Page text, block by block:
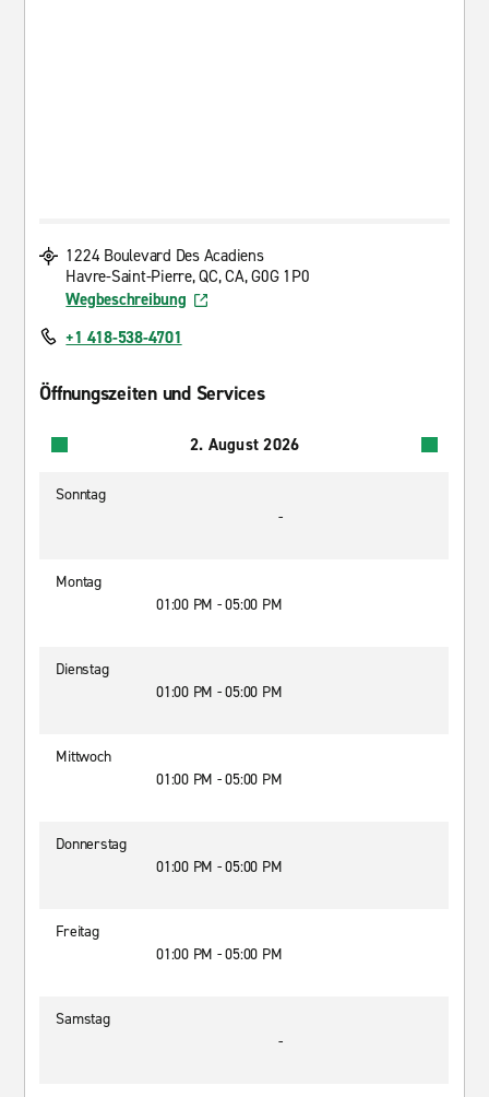
1224 Boulevard Des Acadiens
Havre-Saint-Pierre, QC, CA, G0G 1P0
Wegbeschreibung
+1 418-538-4701
Öffnungszeiten und Services
2. August 2026
Sonntag
-
Montag
01:00 PM - 05:00 PM
Dienstag
01:00 PM - 05:00 PM
Mittwoch
01:00 PM - 05:00 PM
Donnerstag
01:00 PM - 05:00 PM
Freitag
01:00 PM - 05:00 PM
Samstag
-